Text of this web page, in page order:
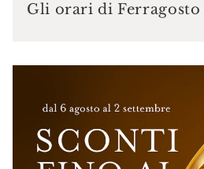
Gli orari di Ferragosto